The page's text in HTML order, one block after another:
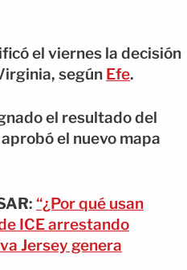
el viernes la decisión
según Efe.
el resultado del
el nuevo mapa
: “¿Por qué usan
ICE arrestando
Jersey genera